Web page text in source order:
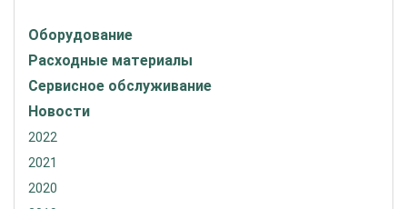
Оборудование
Расходные материалы
Сервисное обслуживание
Новости
2022
2021
2020